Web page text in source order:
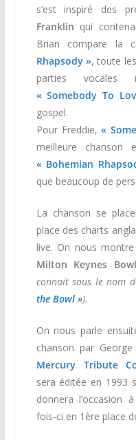
s’est inspiré des
Franklin qui
Brian compare la
Rhapsody », toute
parties vocales
« Somebody To
gospel.
Pour Freddie,«
meilleure chanson
« Bohemian
que beaucoup de
La chanson se
place des charts
live. On nous
Milton Keynes Bowl
connait sous le nom
the Bowl »).
On nous parle
chanson par
Mercury Tribute
sera éditée en 1993
donnera l’occasion
fois-ci en 1ère place